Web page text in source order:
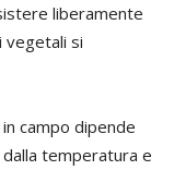
liberamente
si
campo dipende
temperatura e